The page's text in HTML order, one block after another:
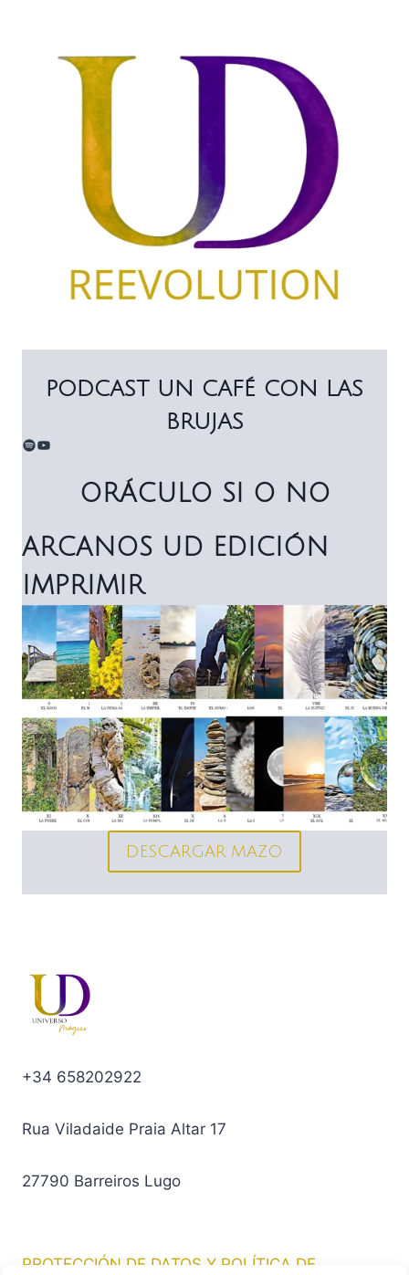
PODCAST UN CAFÉ CON LAS
BRUJAS
Spotify
YouTube
ORÁCULO SI O NO
ARCANOS UD EDICIÓN
IMPRIMIR
DESCARGAR MAZO
+34 658202922
Rua Viladaide Praia Altar 17
27790 Barreiros Lugo
PROTECCIÓN DE DATOS Y POLÍTICA DE